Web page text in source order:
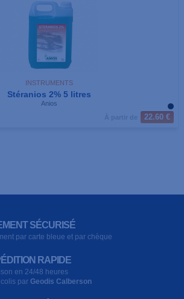
INSTRUMENTS
Stéranios 2% 5 litres
Anios
22.60 €
SÉCURISÉ
par carte bleue et par chèque
RAPIDE
en 24/48 heures
par Geodis Calberson